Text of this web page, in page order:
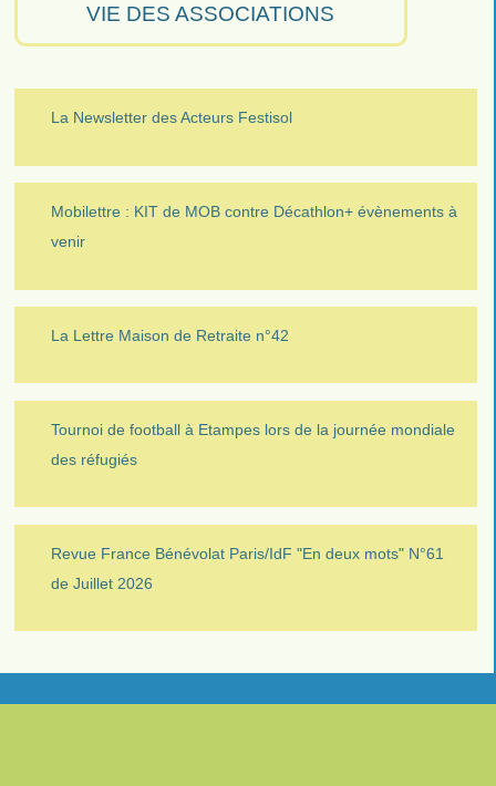
VIE DES ASSOCIATIONS
La Newsletter des Acteurs Festisol
Mobilettre : KIT de MOB contre Décathlon+ évènements à
venir
La Lettre Maison de Retraite n°42
Tournoi de football à Etampes lors de la journée mondiale
des réfugiés
Revue France Bénévolat Paris/IdF "En deux mots" N°61
de Juillet 2026